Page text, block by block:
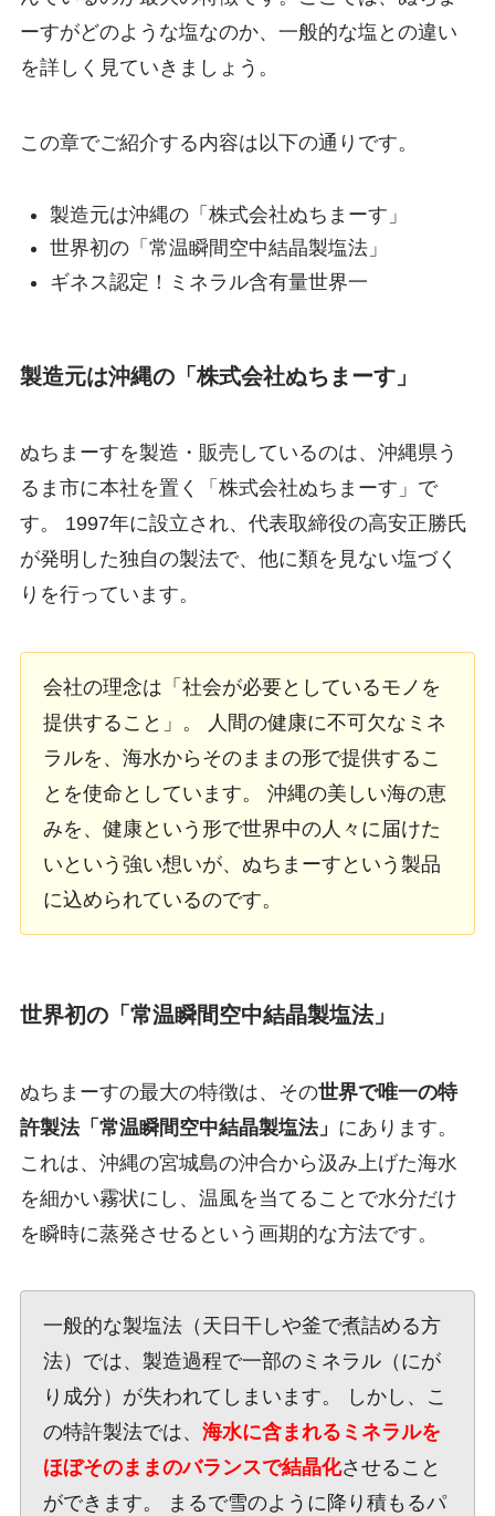
ーすがどのような塩なのか、一般的な塩との違い
を詳しく見ていきましょう。
この章でご紹介する内容は以下の通りです。
製造元は沖縄の「株式会社ぬちまーす」
世界初の「常温瞬間空中結晶製塩法」
ギネス認定！ミネラル含有量世界一
製造元は沖縄の「株式会社ぬちまーす」
ぬちまーすを製造・販売しているのは、沖縄県う
るま市に本社を置く「株式会社ぬちまーす」で
す。 1997年に設立され、代表取締役の高安正勝氏
が発明した独自の製法で、他に類を見ない塩づく
りを行っています。
会社の理念は「社会が必要としているモノを
提供すること」。 人間の健康に不可欠なミネ
ラルを、海水からそのままの形で提供するこ
とを使命としています。 沖縄の美しい海の恵
みを、健康という形で世界中の人々に届けた
いという強い想いが、ぬちまーすという製品
に込められているのです。
世界初の「常温瞬間空中結晶製塩法」
ぬちまーすの最大の特徴は、その世界で唯一の特
許製法「常温瞬間空中結晶製塩法」 にあります。
これは、沖縄の宮城島の沖合から汲み上げた海水
を細かい霧状にし、温風を当てることで水分だけ
を瞬時に蒸発させるという画期的な方法です。
一般的な製塩法（天日干しや釜で煮詰める方
法）では、製造過程で一部のミネラル（にが
り成分）が失われてしまいます。 しかし、こ
の特許製法では、 海水に含まれるミネラルを
ほぼそのままのバランスで結晶化させること
ができます。 まるで雪のように降り積もるパ